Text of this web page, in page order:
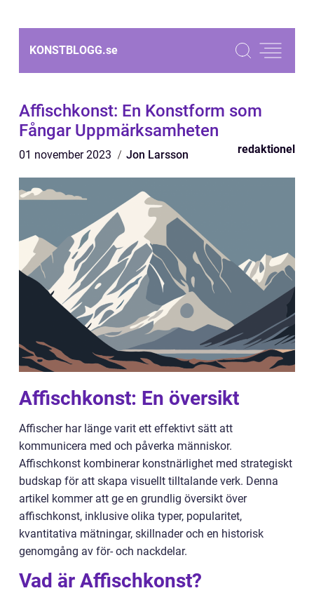
KONSTBLOGG.se
Affischkonst: En Konstform som
Fångar Uppmärksamheten
01 november 2023 Jon Larsson redaktionel
Affischkonst: En översikt
Affischer har länge varit ett effektivt sätt att
kommunicera med och påverka människor.
Affischkonst kombinerar konstnärlighet med strategiskt
budskap för att skapa visuellt tilltalande verk. Denna
artikel kommer att ge en grundlig översikt över
affischkonst, inklusive olika typer, popularitet,
kvantitativa mätningar, skillnader och en historisk
genomgång av för- och nackdelar.
Vad är Affischkonst?